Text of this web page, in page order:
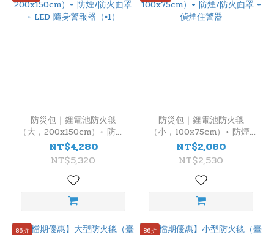
防災包｜鋰電池防火毯
（大，200x150cm）+ 防煙/
防火面罩 + LED 隨身警報器
（×1）
NT$4,280
NT$5,320
防災包｜鋰電池防火毯
（小，100x75cm）+ 防煙/
防火面罩 + 偵煙住警器
NT$2,080
NT$2,530
86折 86折